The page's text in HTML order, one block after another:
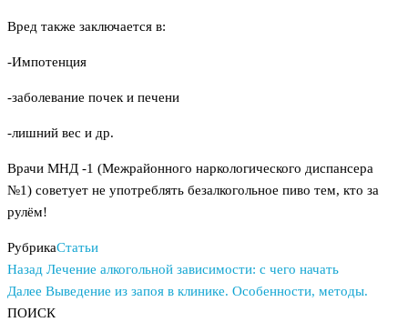
Вред также заключается в:
-Импотенция
-заболевание почек и печени
-лишний вес и др.
Врачи МНД -1 (Межрайонного наркологического диспансера
№1) советует не употреблять безалкогольное пиво тем, кто за
рулём!
РубрикаСтатьи
Навигация
по
Предыдущая
запись
Назад Лечение алкогольной зависимости: с чего начать
Следующая
запись
Далее Выведение из запоя в клинике. Особенности, методы.
ПОИСК